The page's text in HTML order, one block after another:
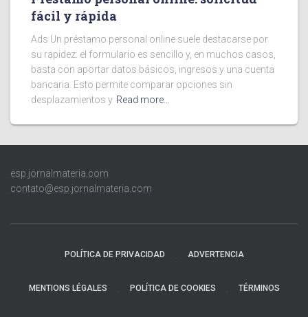
fácil y rápida
Ads Un préstamo personal online suele destacarse por
su rapidez: el formulario es sencillo y, en muchos casos,
basta con aportar datos básicos, ingresos y una cuenta
bancaria. Esto permite comparar opciones sin
desplazamientos y Read more…
esp.jornalmateria.com
contato@esp.jornalmateria.com
POLÍTICA DE PRIVACIDAD ADVERTENCIA
MENTIONS LÉGALES POLÍTICA DE COOKIES TÉRMINOS